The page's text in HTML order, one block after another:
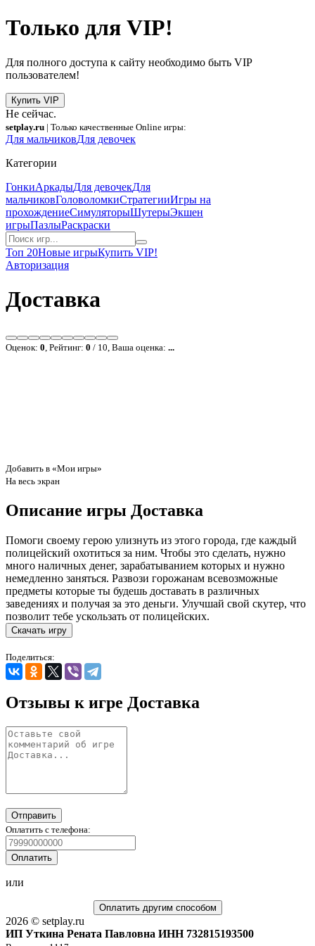
Только для VIP!
Для полного доступа к сайту необходимо быть VIP
пользователем!
Купить VIP
Не сейчас.
setplay.ru | Только качественные Online игры:
Для мальчиковДля девочек
Категории
ГонкиАркадыДля девочекДля
мальчиковГоловоломкиСтратегииИгры на
прохождениеСимуляторыШутерыЭкшен
игрыПазлыРаскраски
Топ 20Новые игрыКупить VIP!
Авторизация
Доставка
Оценок: 0 , Рейтинг: 0 / 10 , Ваша оценка: ...
Добавить в «Мои игры»
На весь экран
Описание игры Доставка
Помоги своему герою улизнуть из этого города, где каждый
полицейский охотиться за ним. Чтобы это сделать, нужно
много наличных денег, зарабатыванием которых и нужно
немедленно заняться. Развози горожанам всевозможные
предметы которые ты будешь доставать в различных
заведениях и получая за это деньги. Улучшай свой скутер, что
позволит тебе ускользать от полицейских.
Скачать игру
Поделиться:
Отзывы к игре Доставка
Отправить
Оплатить с телефона:
Оплатить
или
Оплатить другим способом
2026 © setplay.ru
ИП Уткина Рената Павловна ИНН 732815193500